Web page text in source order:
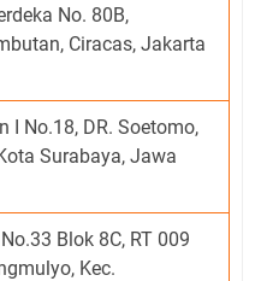
No. 80B,
Ciracas, Jakarta
I No.18, DR. Soetomo,
Surabaya, Jawa
Blok 8C, RT 009
Kec.